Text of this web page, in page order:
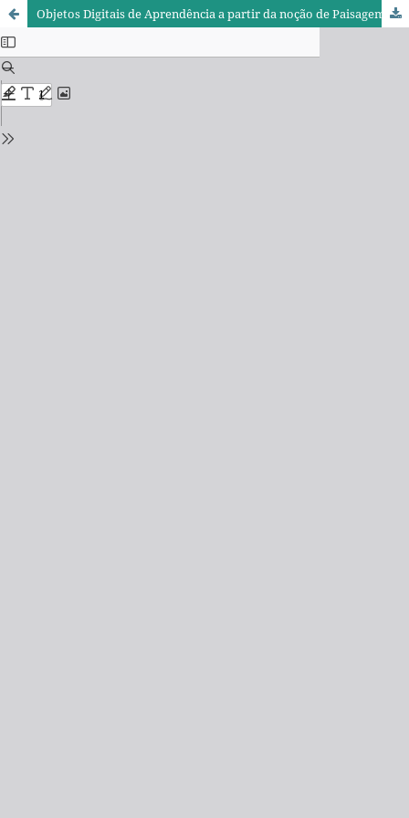
Objetos Digitais de Aprendência a partir da noção de Paisagem em Devir